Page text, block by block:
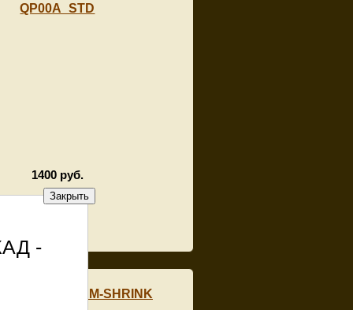
QP00A_STD
1400 руб.
CREAM-SHRINK
-
Закрыть